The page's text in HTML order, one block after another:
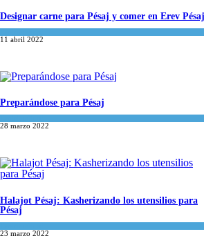
Designar carne para Pésaj y comer en Erev Pésaj
11 abril 2022
Preparándose para Pésaj
28 marzo 2022
Halajot Pésaj: Kasherizando los utensilios para
Pésaj
23 marzo 2022